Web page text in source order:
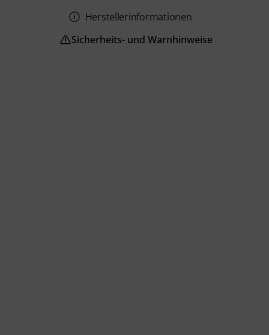
Herstellerinformationen
Sicherheits- und Warnhinweise